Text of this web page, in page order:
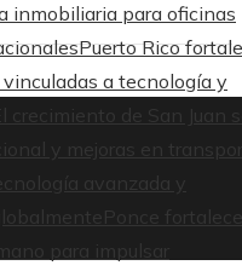
inmobiliaria para oficinas
Puerto Rico
a tecnología y
crecimiento de San Juan
y mejoras en
avanzada y
Ponce
para impulsar